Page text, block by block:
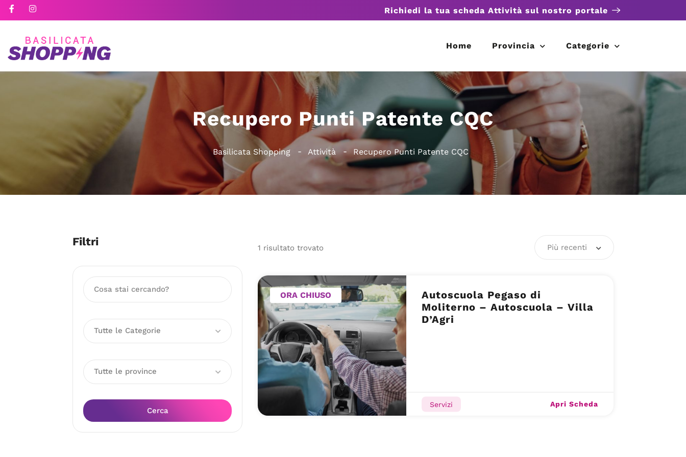
Richiedi la tua scheda Attività sul nostro portale
Home Provincia Categorie
Recupero Punti Patente CQC
Basilicata Shopping Attività Recupero Punti Patente CQC
Filtri
Tutte le Categorie
Tutte le province
Cerca
1 risultato trovato Più recenti
ORA CHIUSO
Autoscuola Pegaso di
Moliterno – Autoscuola – Villa
D’Agri
Servizi Apri Scheda